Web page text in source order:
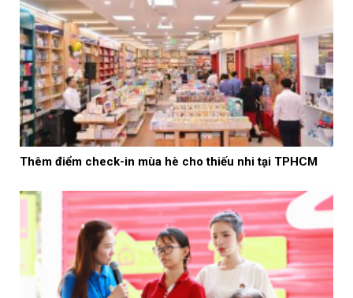
Thêm điểm check-in mùa hè cho thiếu nhi tại TPHCM